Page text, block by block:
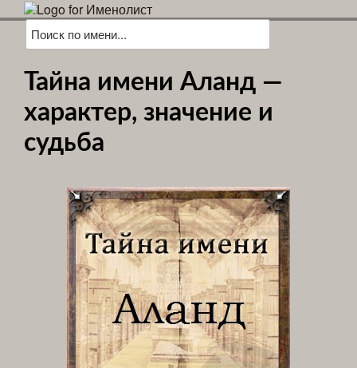
Тайна имени Аланд —
характер, значение и
судьба